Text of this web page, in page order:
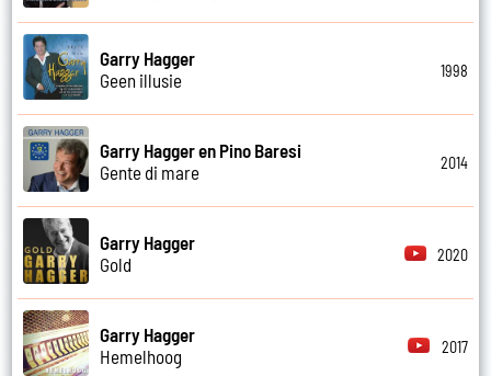
Garry Hagger
Geen illusie
1998
Garry Hagger en Pino Baresi
Gente di mare
2014
Garry Hagger
Gold
2020
Garry Hagger
Hemelhoog
2017